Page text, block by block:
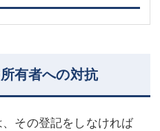
有者への対抗
その登記をしなければ